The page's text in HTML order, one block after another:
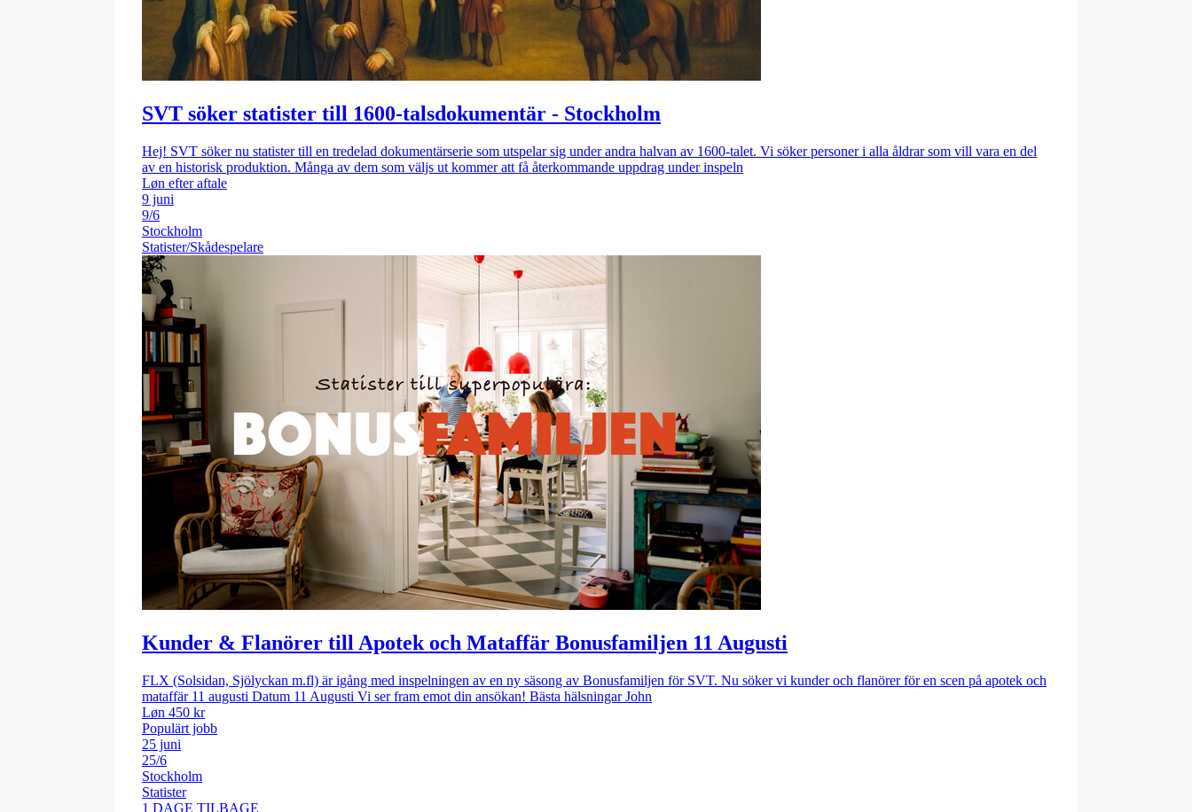
SVT söker statister till 1600-talsdokumentär - Stockholm
Hej! SVT söker nu statister till en tredelad dokumentärserie som utspelar sig under andra halvan av 1600-talet. Vi söker personer i alla åldrar som vill vara en del
av en historisk produktion. Många av dem som väljs ut kommer att få återkommande uppdrag under inspeln
Løn efter aftale
9 juni
9/6
Stockholm
Statister/Skådespelare
Kunder & Flanörer till Apotek och Mataffär Bonusfamiljen 11 Augusti
FLX (Solsidan, Sjölyckan m.fl) är igång med inspelningen av en ny säsong av Bonusfamiljen för SVT. Nu söker vi kunder och flanörer för en scen på apotek och
mataffär 11 augusti Datum 11 Augusti Vi ser fram emot din ansökan! Bästa hälsningar John
Løn 450 kr
Populärt jobb
25 juni
25/6
Stockholm
Statister
1 DAGE TILBAGE